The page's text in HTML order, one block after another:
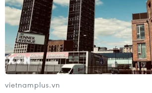
vietnamplus.vn